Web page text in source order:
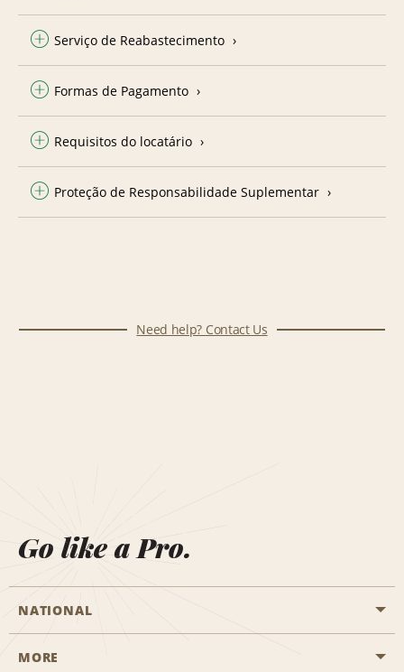
Serviço de Reabastecimento
Formas de Pagamento
Requisitos do locatário
Proteção de Responsabilidade Suplementar
Need help? Contact Us
Go like a Pro.
NATIONAL
Start a Reservation
MORE